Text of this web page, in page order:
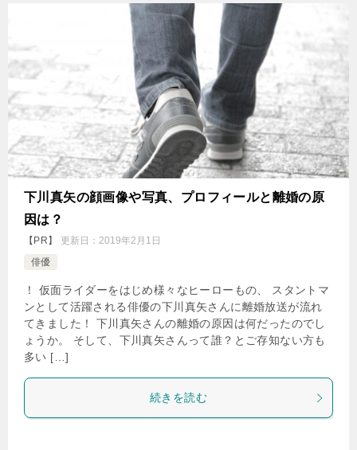
下川真矢の顔画像や写真、プロフィールと離婚の原
因は？
【PR】 更新日：2019年2月1日
俳優
！ 仮面ライダーをはじめ様々なヒーローもの、 スタントマ
ンとして活躍される俳優の下川真矢さんに離婚放送が流れ
てきました！ 下川真矢さんの離婚の原因は何だったのでし
ょうか。 そして、下川真矢さんって誰？とご存知ない方も
多い […]
続きを読む